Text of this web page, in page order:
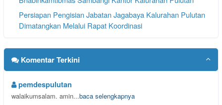
Persiapan Pengisian Jabatan Jagabaya Kalurahan Pulutan
Dimatangkan Melalui Rapat Koordinasi
Persiapan Agenda Srategis Kalurahan.
Apel Senin Pagi Pamong Kalurahan Pulutan
Komentar Terkini
pemdespulutan
walaikumsalam. amin...baca selengkapnya